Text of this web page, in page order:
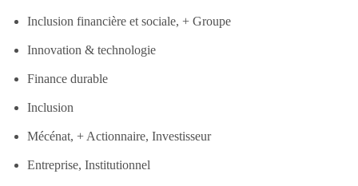
Inclusion financière et sociale, + Groupe
Innovation & technologie
Finance durable
Inclusion
Mécénat, + Actionnaire, Investisseur
Entreprise, Institutionnel